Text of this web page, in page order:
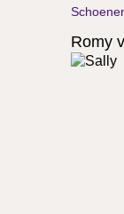
Romy